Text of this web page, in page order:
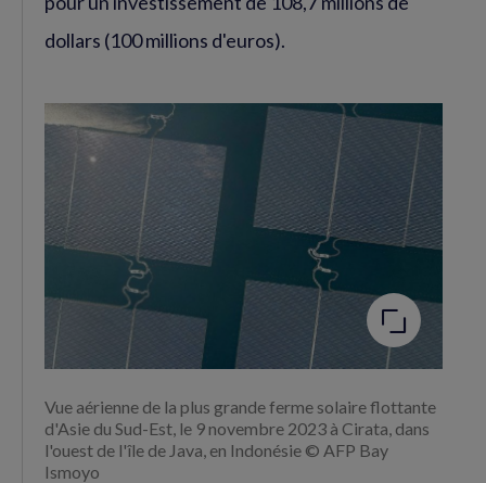
dollars (100 millions d'euros).
Agrandir
Vue aérienne de la plus grande ferme solaire flottante
d'Asie du Sud-Est, le 9 novembre 2023 à Cirata, dans
l'ouest de l'île de Java, en Indonésie © AFP Bay
Ismoyo